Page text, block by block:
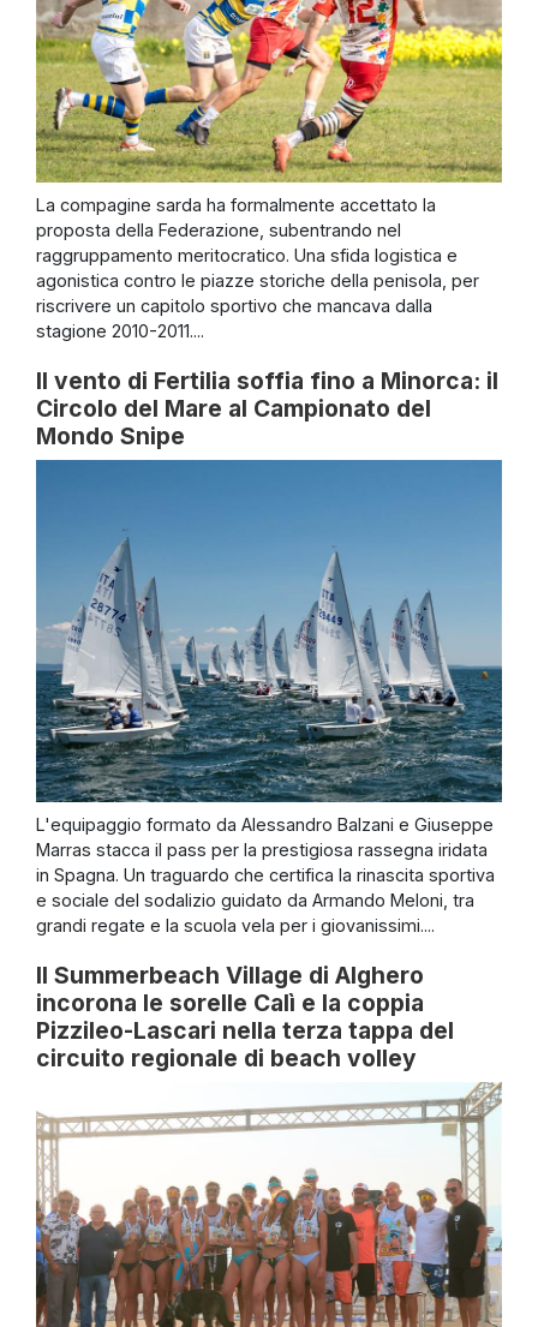
La compagine sarda ha formalmente accettato la
proposta della Federazione, subentrando nel
raggruppamento meritocratico. Una sfida logistica e
agonistica contro le piazze storiche della penisola, per
riscrivere un capitolo sportivo che mancava dalla
stagione 2010-2011....
Il vento di Fertilia soffia fino a Minorca: il
Circolo del Mare al Campionato del
Mondo Snipe
L'equipaggio formato da Alessandro Balzani e Giuseppe
Marras stacca il pass per la prestigiosa rassegna iridata
in Spagna. Un traguardo che certifica la rinascita sportiva
e sociale del sodalizio guidato da Armando Meloni, tra
grandi regate e la scuola vela per i giovanissimi....
Il Summerbeach Village di Alghero
incorona le sorelle Calì e la coppia
Pizzileo-Lascari nella terza tappa del
circuito regionale di beach volley